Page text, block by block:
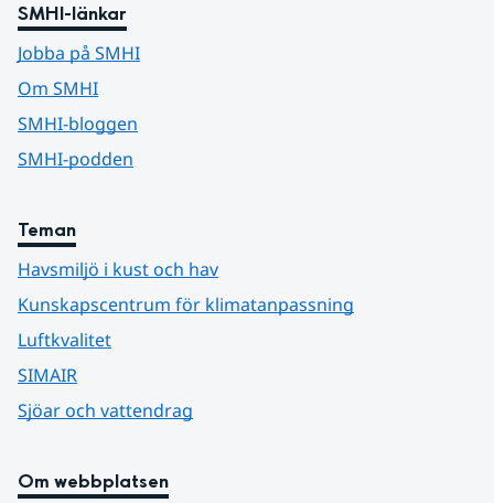
SMHI-länkar
Jobba på SMHI
Om SMHI
SMHI-bloggen
SMHI-podden
Teman
Havsmiljö i kust och hav
Kunskapscentrum för klimatanpassning
Luftkvalitet
SIMAIR
Sjöar och vattendrag
Om webbplatsen